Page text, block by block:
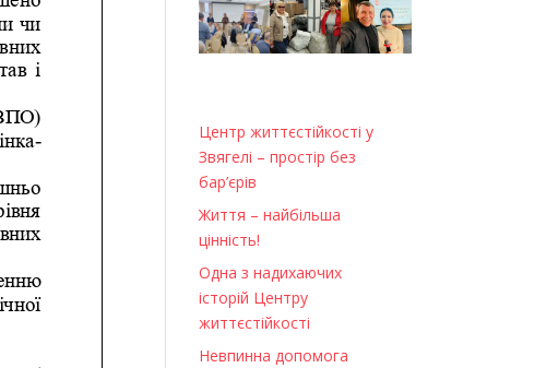
Центр життєстійкості у
Звягелі – простір без
бар’єрів
Життя – найбільша
цінність!
Одна з надихаючих
історій Центру
життєстійкості
Невпинна допомога